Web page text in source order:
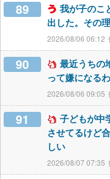
89
我が子のこ
出した。その
2026/08/06 06:12
90
最近うちの
って嫌になるわ
2026/08/06 09:05
91
子どもが中
させてるけど
しい
2026/08/07 07:35